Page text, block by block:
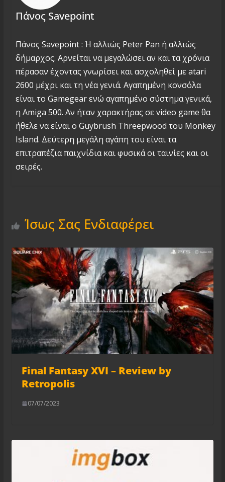
Πάνος Savepoint
Πάνος Savepoint : Ή αλλιώς Peter Pan ή αλλιώς
δήμαρχος. Αρνείται να μεγαλώσει αν και τα χρόνια
πέρασαν έχοντας γνωρίσει και ασχοληθεί με atari
2600 μέχρι και τη νέα γενιά. Αγαπημένη κονσόλα
είναι το Gamegear ενώ αγαπημένο σύστημα γενικά,
η Amiga 500. Αν ήταν χαρακτήρας σε video game θα
ήθελε να είναι ο Guybrush Threepwood του Monkey
Island. Δεύτερη μεγάλη αγάπη του είναι τα
επιτραπέζια παιχνίδια και φυσικά οι ταινίες και οι
σειρές.
Ίσως Σας Ενδιαφέρει
Final Fantasy XVI – Review by
Retropolis
07/07/2023